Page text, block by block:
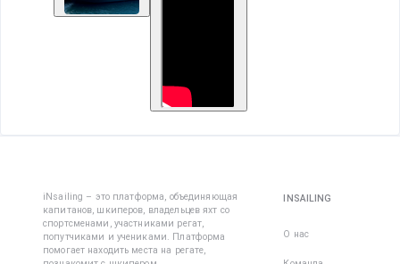
iNsailing – это платформа, объединяющая
капитанов, шкиперов, владельцев яхт со
спортсменами, участниками регат,
попутчиками и учениками. Платформа
помогает находить места на регате,
INSAILING
О нас